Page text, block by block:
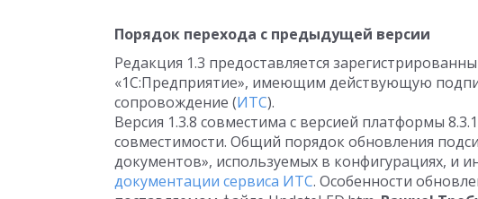
Порядок перехода с предыдущей версии
Редакция 1.3 предоставляется
«1С:Предприятие», имеющим действующую
сопровождение (ИТС).
Версия 1.3.8 совместима с версией платформы
совместимости. Общий порядок обновления
документов», используемых в конфигурациях, и
документации сервиса ИТС. Особенности